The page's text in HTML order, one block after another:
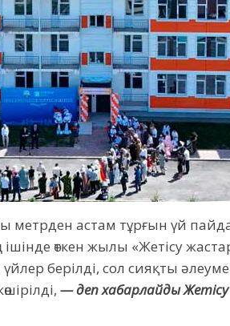
астам тұрғын үй
өткен жылы «Жетісу
берілді, сол сияқты
— деп хабарлайды Жетісу